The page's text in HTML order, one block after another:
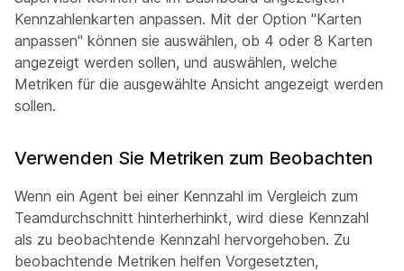
Kennzahlenkarten anpassen. Mit der Option "Karten
anpassen" können sie auswählen, ob 4 oder 8 Karten
angezeigt werden sollen, und auswählen, welche
Metriken für die ausgewählte Ansicht angezeigt werden
sollen.
Verwenden Sie Metriken zum Beobachten
Wenn ein Agent bei einer Kennzahl im Vergleich zum
Teamdurchschnitt hinterherhinkt, wird diese Kennzahl
als zu beobachtende Kennzahl hervorgehoben. Zu
beobachtende Metriken helfen Vorgesetzten,